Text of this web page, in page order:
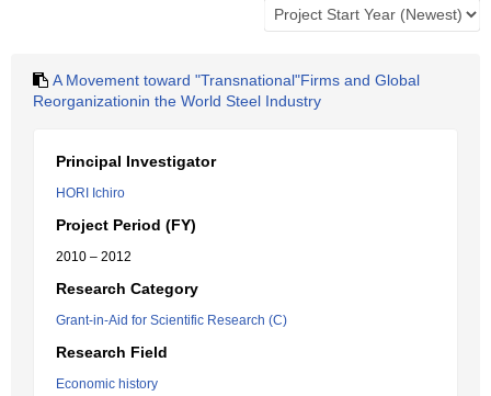
A Movement toward "Transnational"Firms and Global
Reorganizationin the World Steel Industry
Principal Investigator
HORI Ichiro
Project Period (FY)
2010 – 2012
Research Category
Grant-in-Aid for Scientific Research (C)
Research Field
Economic history